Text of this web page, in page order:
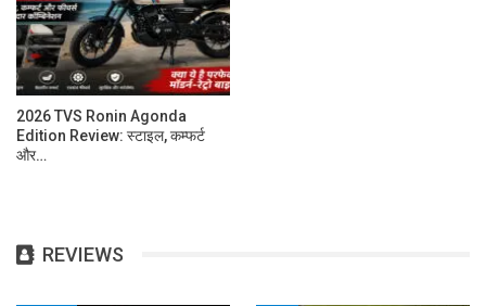
2026 TVS Ronin Agonda
Edition Review: स्टाइल, कम्फर्ट
और…
REVIEWS